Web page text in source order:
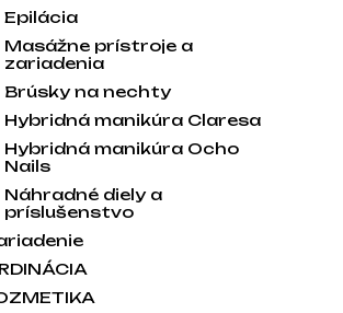
Epilácia
Masážne prístroje a
zariadenia
Brúsky na nechty
Hybridná manikúra Claresa
Hybridná manikúra Ocho
Nails
Náhradné diely a
príslušenstvo